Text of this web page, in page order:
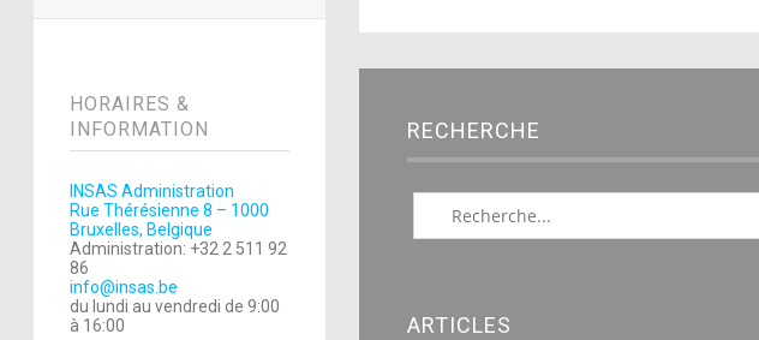
HORAIRES &
INFORMATION
INSAS Administration
Rue Thérésienne 8 – 1000
Bruxelles, Belgique
Administration: +32 2 511 92
86
info@insas.be
du lundi au vendredi de 9:00
à 16:00
RECHERCHE
ARTICLES